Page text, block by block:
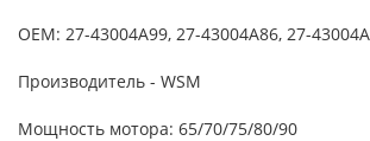
OEM: 27-43004A99, 27-43004A86, 27-
Производитель - WSM
Мощность мотора: 65/70/75/80/90